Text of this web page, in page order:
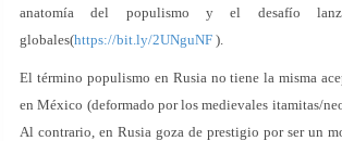
anatomía del populismo y el desafío
globales(https://bit.ly/2UNguNF ).
El término populismo en Rusia no tiene la misma
en México (deformado por los medievales itamitas/
Al contrario, en Rusia goza de prestigio por ser un